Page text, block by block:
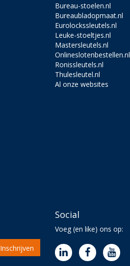
Bureau-stoelen.nl
Bureaubladopmaat.nl
Eurolockssleutels.nl
Leuke-stoeltjes.nl
Mastersleutels.nl
Onlineslotenbestellen.nl
Ronissleutels.nl
Thulesleutel.nl
Al onze websites
Inschrijven
Social
Voeg (en like) ons op: